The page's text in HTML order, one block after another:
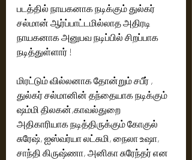
படத்தில் நாயகனாக நடிக்கும் துல்கர்
சல்மான் ஆர்ப்பாட்டமில்லாத அதிரடி
நாயகனாக அனுபவ நடிப்பில் சிறப்பாக
நடித்துள்ளார் !
மிரட்டும் வில்லனாக தோன்றும் சபீர் ,
துல்கர் சல்மானின் தந்தையாக நடிக்கும்
ஷம்மி திலகன்,காவல்துறை
அதிகாரியாக நடித்திருக்கும் கோகுல்
சுரேஷ், ஐஸ்வர்யா லட்சுமி, நைலா உஷா,
சாந்தி கிருஷ்ணா, அனிகா சுரேந்தர் என